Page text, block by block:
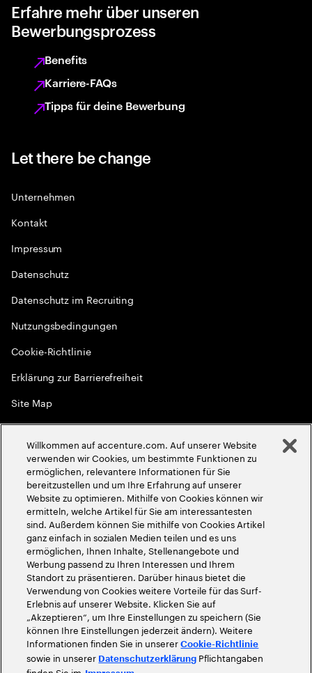
Erfahre mehr über unseren
Bewerbungsprozess
Benefits
Karriere-FAQs
Tipps für deine Bewerbung
Let there be change
Unternehmen
Kontakt
Impressum
Datenschutz
Datenschutz im Recruiting
Nutzungsbedingungen
Cookie-Richtlinie
Erklärung zur Barrierefreiheit
Site Map
Globale Meritokratie
2026Accenture. Alle Rechte vorbehalten
Willkommen auf accenture.com. Auf unserer Website
verwenden wir Cookies, um bestimmte Funktionen zu
ermöglichen, relevantere Informationen für Sie
bereitzustellen und um Ihre Erfahrung auf unserer
Website zu optimieren. Mithilfe von Cookies können wir
ermitteln, welche Artikel für Sie am interessantesten
sind. Außerdem können Sie mithilfe von Cookies Artikel
ganz einfach in sozialen Medien teilen und es uns
ermöglichen, Ihnen Inhalte, Stellenangebote und
Werbung passend zu Ihren Interessen und Ihrem
Standort zu präsentieren. Darüber hinaus bietet die
Verwendung von Cookies weitere Vorteile für das Surf-
Erlebnis auf unserer Website. Klicken Sie auf
„Akzeptieren“, um Ihre Einstellungen zu speichern (Sie
können Ihre Einstellungen jederzeit ändern). Weitere
Informationen finden Sie in unsererCookie-Richtlinie
sowie in unserer Datenschutzerklärung Pflichtangaben